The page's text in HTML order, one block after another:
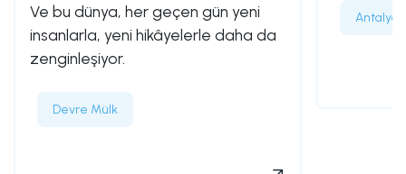
Ve bu dünya, her geçen gün yeni
insanlarla, yeni hikâyelerle daha da
zenginleşiyor.
Devre Mülk